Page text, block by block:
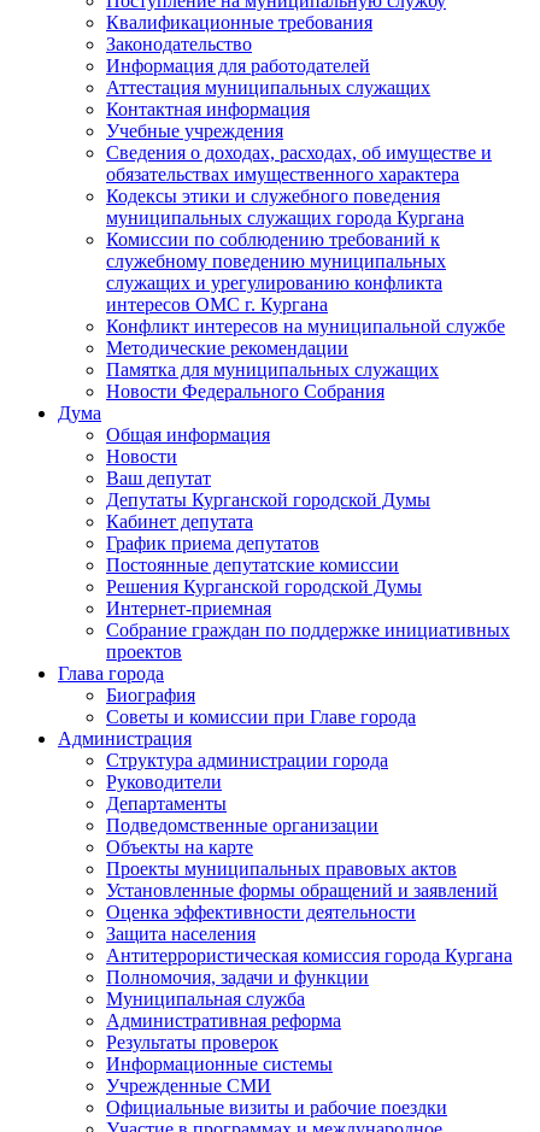
Квалификационные требования
Законодательство
Информация для работодателей
Аттестация муниципальных служащих
Контактная информация
Учебные учреждения
Сведения о доходах, расходах, об имуществе и
обязательствах имущественного характера
Кодексы этики и служебного поведения
муниципальных служащих города Кургана
Комиссии по соблюдению требований к
служебному поведению муниципальных
служащих и урегулированию конфликта
интересов ОМС г. Кургана
Конфликт интересов на муниципальной службе
Методические рекомендации
Памятка для муниципальных служащих
Новости Федерального Cобрания
Дума
Общая информация
Новости
Ваш депутат
Депутаты Курганской городской Думы
Кабинет депутата
График приема депутатов
Постоянные депутатские комиссии
Решения Курганской городской Думы
Интернет-приемная
Собрание граждан по поддержке инициативных
проектов
Глава города
Биография
Советы и комиссии при Главе города
Администрация
Структура администрации города
Руководители
Департаменты
Подведомственные организации
Объекты на карте
Проекты муниципальных правовых актов
Установленные формы обращений и заявлений
Оценка эффективности деятельности
Защита населения
Антитеррористическая комиссия города Кургана
Полномочия, задачи и функции
Муниципальная служба
Административная реформа
Результаты проверок
Информационные системы
Учрежденные СМИ
Официальные визиты и рабочие поездки